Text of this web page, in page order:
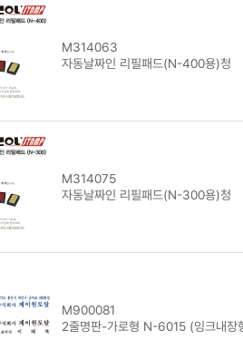
M314063
자동날짜인 리필패드(N-400용)청
M314075
자동날짜인 리필패드(N-300용)청
M900081
2줄명판-가로형 N-6015 (잉크내